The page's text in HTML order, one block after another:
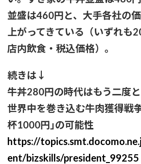
46】
【苦言】あいみょん、「私が乳出してる
で、きもすぎ」一力両断
並盛は460円と、大手各社の
上がってきている（いずれも
店内飲食・税込価格）。
続きは↓
牛丼280円の時代はもう二度
世界中を巻き込む牛肉獲得戦
杯1000円｣の可能性
https://
ent/bizskills/president_99255